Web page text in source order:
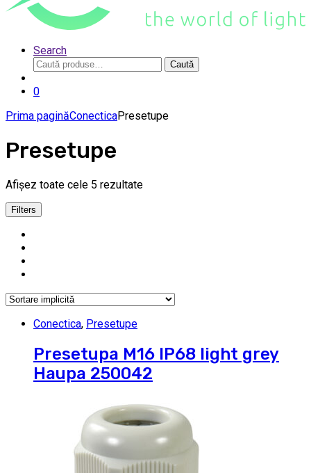
Search
Caută
după:
Caută
0
Prima paginăConecticaPresetupe
Presetupe
Afișez toate cele 5 rezultate
Filters
Conectica, Presetupe
Presetupa M16 IP68 light grey
Haupa 250042